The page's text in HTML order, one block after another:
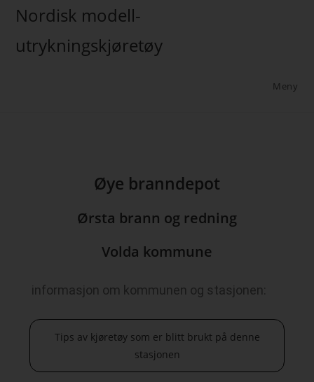
Nordisk modell-
utrykningskjøretøy
Meny
Øye branndepot
Ørsta brann og redning
Volda kommune
informasjon om kommunen og stasjonen:
Tips av kjøretøy som er blitt brukt på denne
stasjonen